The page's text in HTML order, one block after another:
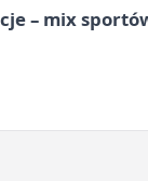
– mix